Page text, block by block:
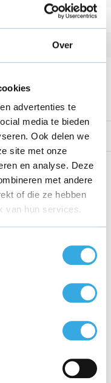
Over
advertenties te
media te bieden
Ook delen we
site met onze
en analyse. Deze
met andere
of die ze hebben
van hun services.
5 W
150 Meter
Bekijk alle specificaties